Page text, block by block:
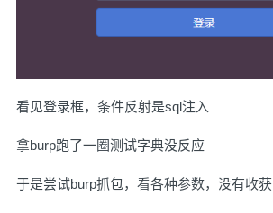
看见登录框，条件反射是sql注入
拿burp跑了一圈测试字典没反应
于是尝试burp抓包，看各种参数，没有收获